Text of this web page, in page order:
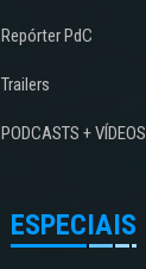
Repórter PdC
Trailers
PODCASTS + VÍDEOS
ESPECIAIS